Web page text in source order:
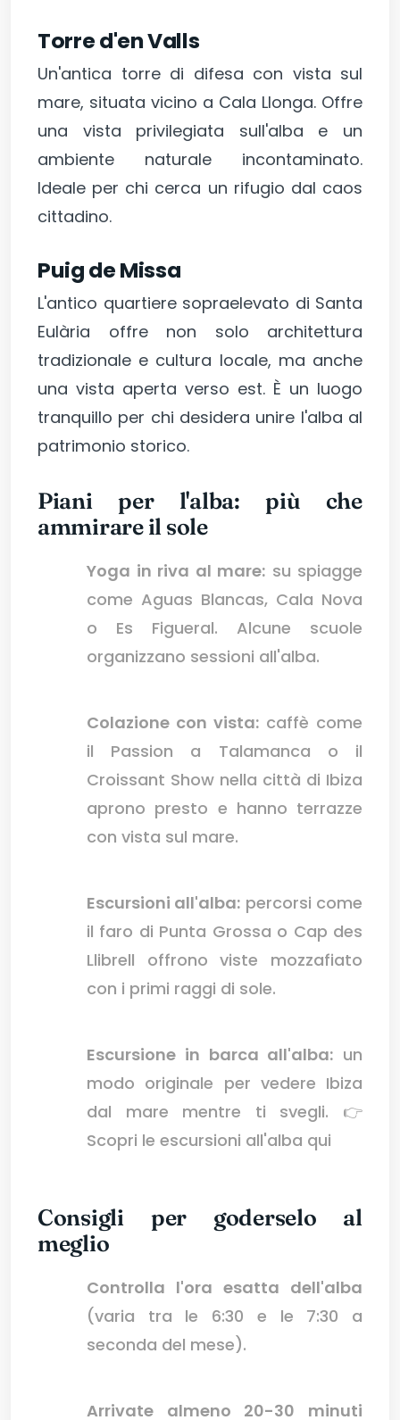
Torre d'en Valls
Un'antica torre di difesa con vista sul
mare, situata vicino a Cala Llonga. Offre
una vista privilegiata sull'alba e un
ambiente naturale incontaminato.
Ideale per chi cerca un rifugio dal caos
cittadino.
Puig de Missa
L'antico quartiere sopraelevato di Santa
Eulària offre non solo architettura
tradizionale e cultura locale, ma anche
una vista aperta verso est. È un luogo
tranquillo per chi desidera unire l'alba al
patrimonio storico.
Piani per l'alba: più che
ammirare il sole
Yoga in riva al mare: su spiagge
come Aguas Blancas, Cala Nova
o Es Figueral. Alcune scuole
organizzano sessioni all'alba.
Colazione con vista: caffè come
il Passion a Talamanca o il
Croissant Show nella città di Ibiza
aprono presto e hanno terrazze
con vista sul mare.
Escursioni all'alba: percorsi come
il faro di Punta Grossa o Cap des
Llibrell offrono viste mozzafiato
con i primi raggi di sole.
Escursione in barca all'alba: un
modo originale per vedere Ibiza
dal mare mentre ti svegli. 👉
Scopri le escursioni all'alba qui
Consigli per goderselo al
meglio
Controlla l'ora esatta dell'alba
(varia tra le 6:30 e le 7:30 a
seconda del mese).
Arrivate almeno 20-30 minuti